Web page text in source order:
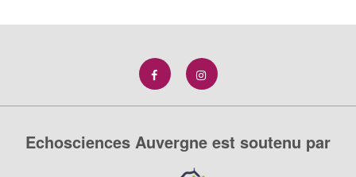
Echosciences Auvergne est soutenu par